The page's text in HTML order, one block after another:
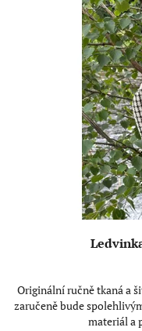
Originální ručně tkaná a
zaručeně bude
materiál a